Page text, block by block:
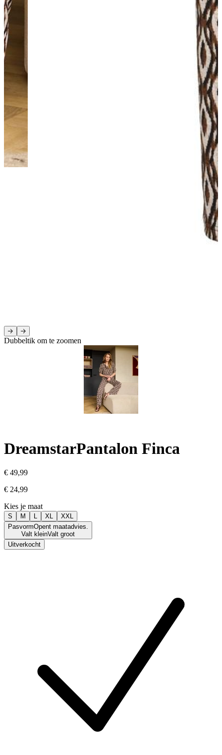
Dubbeltik om te zoomen
DreamstarPantalon Finca
€ 49,99
€ 24,99
Kies je maat
S M L XL
XXL
PasvormOpent maatadvies.
Valt kleinValt groot
Uitverkocht